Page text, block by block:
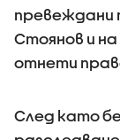
превеждани
Стоянов и
отнети
След като